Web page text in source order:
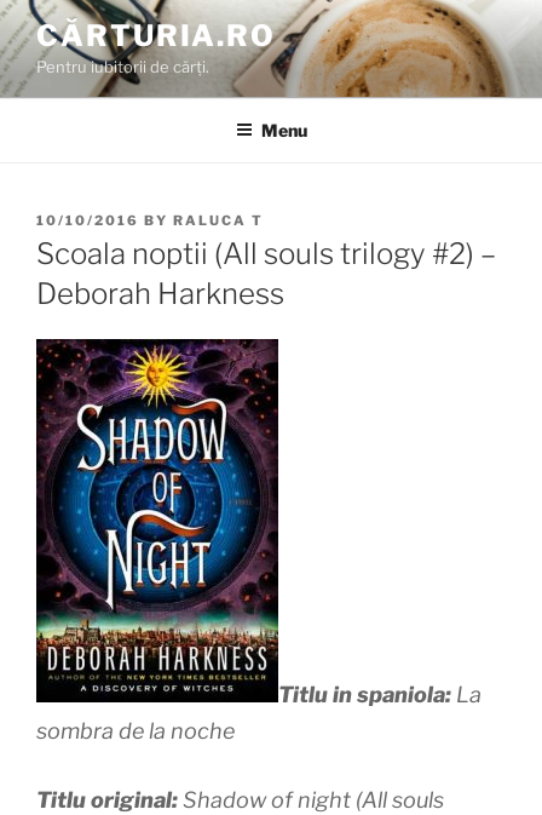
Skip
to
content
CĂRTURIA.RO
Pentru iubitorii de cărți.
Menu
POSTED
ON
10/10/2016 BY RALUCA T
Scoala noptii (All souls trilogy #2) –
Deborah Harkness
Titlu in spaniola: La
sombra de la noche
Titlu original:Shadow of night (All souls